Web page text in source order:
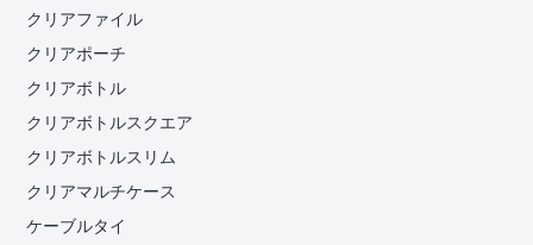
クリアファイル
クリアポーチ
クリアボトル
クリアボトルスクエア
クリアボトルスリム
クリアマルチケース
ケーブルタイ